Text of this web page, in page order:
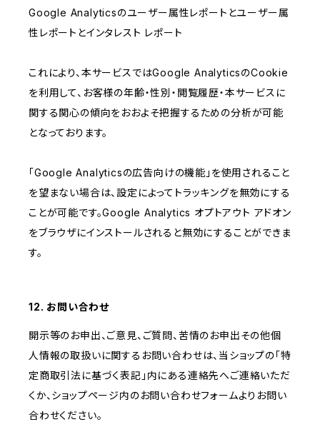
Google Analyticsのユーザー属性レポートとユーザー属
性レポートとインタレスト レポート
これにより、本サービスではGoogle AnalyticsのCookie
を利用して、お客様の年齢・性別・閲覧履歴・本サービスに
関する関心の傾向をおおよそ把握するための分析が可能
となっております。
「Google Analyticsの広告向けの機能」を使用されること
を望まない場合は、設定によってトラッキングを無効にする
ことが可能です。Google Analytics オプトアウト アドオン
をブラウザにインストールされると無効にすることができま
す。
12. お問い合わせ
開示等のお申出、ご意見、ご質問、苦情のお申出その他個
人情報の取扱いに関するお問い合わせは、当ショップの「特
定商取引法に基づく表記」内にある連絡先へご連絡いただ
くか、ショップページ内のお問い合わせフォームよりお問い
合わせください。